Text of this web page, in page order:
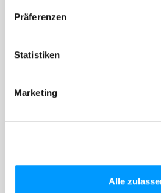
Präferenzen
Statistiken
Marketing
Alle
Contact
Franz-Stelzenberger-Straße 9-